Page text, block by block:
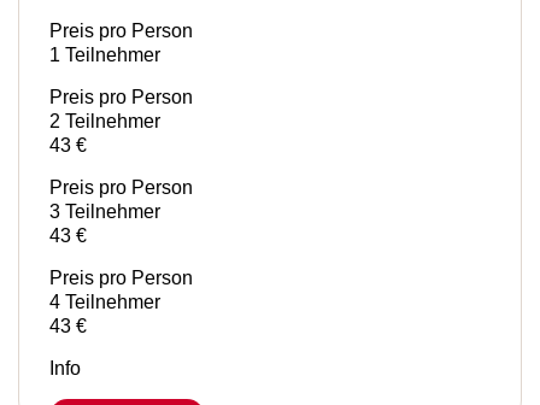
Preis pro Person
1 Teilnehmer
Preis pro Person
2 Teilnehmer
43 €
Preis pro Person
3 Teilnehmer
43 €
Preis pro Person
4 Teilnehmer
43 €
Info